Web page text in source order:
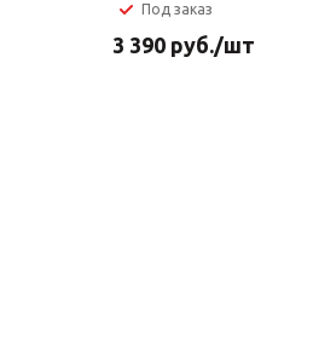
Под заказ
3 390руб./шт